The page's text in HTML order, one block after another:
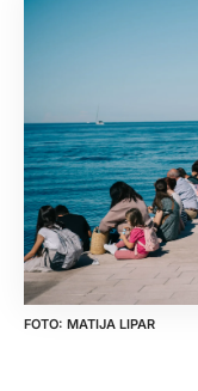
MATIJA LIPAR